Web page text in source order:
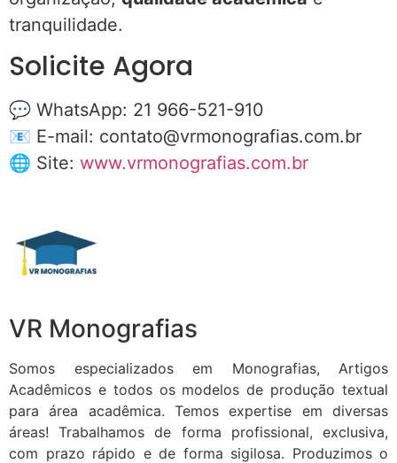
tranquilidade.
Solicite Agora
💬 WhatsApp: 21 966-521-910
📧 E-mail: contato@vrmonografias.com.br
🌐 Site: www.vrmonografias.com.br
VR Monografias
Somos especializados em Monografias, Artigos
Acadêmicos e todos os modelos de produção textual
para área acadêmica. Temos expertise em diversas
áreas! Trabalhamos de forma profissional, exclusiva,
com prazo rápido e de forma sigilosa. Produzimos o